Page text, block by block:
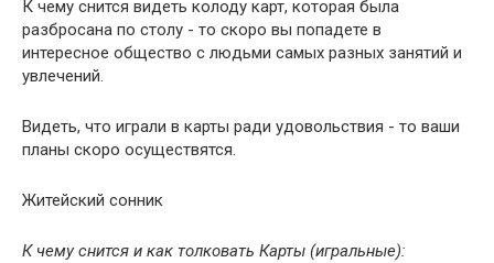
К чему снится видеть колоду карт, которая была
разбросана по столу - то скоро вы попадете в
интересное общество с людьми самых разных занятий и
увлечений.
Видеть, что играли в карты ради удовольствия - то ваши
планы скоро осуществятся.
Житейский сонник
К чему снится и как толковать Карты (игральные):